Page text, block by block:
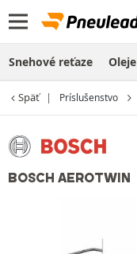
Snehové reťaze Oleje
Späť Príslušenstvo
BOSCH AEROTWIN